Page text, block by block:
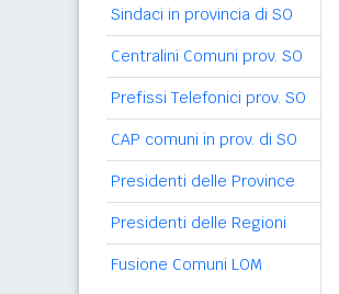
Sindaci in provincia di SO
Centralini Comuni prov. SO
Prefissi Telefonici prov. SO
CAP comuni in prov. di SO
Presidenti delle Province
Presidenti delle Regioni
Fusione Comuni LOM